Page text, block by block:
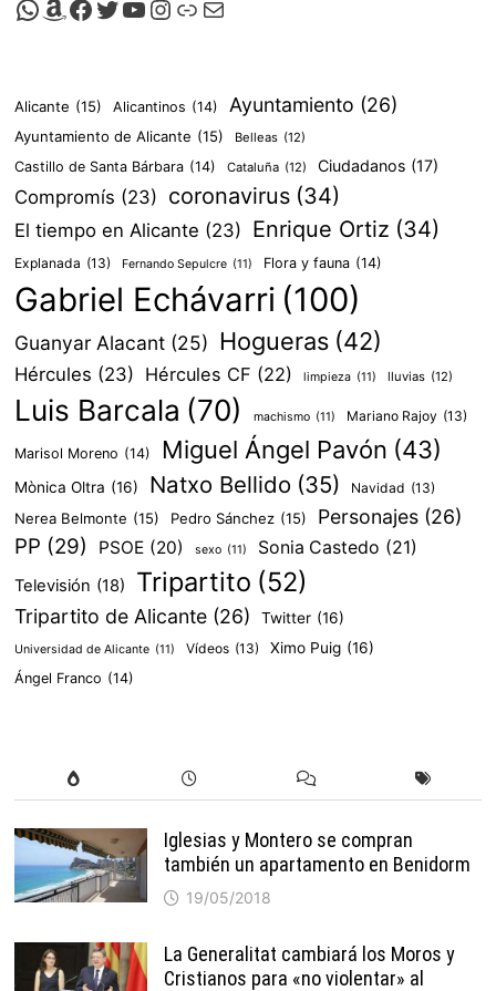
Canal de Whatsapp de Viscalacant
Comprar en Amazon
Facebook de Viscalacant
Twitter de Viscalacant
Canal de Youtube de Viscalacant
Instagram de Viscalacant
Viscalacant en Polkaverse
Correo electrónico
Alicante (15) Alicantinos (14) Ayuntamiento (26)
Ayuntamiento de Alicante (15) Belleas (12)
Castillo de Santa Bárbara (14) Cataluña (12) Ciudadanos (17)
Compromís (23) coronavirus (34)
El tiempo en Alicante (23) Enrique Ortiz (34)
Explanada (13) Fernando Sepulcre (11) Flora y fauna (14)
Gabriel Echávarri (100)
Guanyar Alacant (25) Hogueras (42)
Hércules (23) Hércules CF (22) limpieza (11) lluvias (12)
Luis Barcala (70) machismo (11) Mariano Rajoy (13)
Marisol Moreno (14) Miguel Ángel Pavón (43)
Mònica Oltra (16) Natxo Bellido (35) Navidad (13)
Nerea Belmonte (15) Pedro Sánchez (15) Personajes (26)
PP (29) PSOE (20) sexo (11) Sonia Castedo (21)
Televisión (18) Tripartito (52)
Tripartito de Alicante (26) Twitter (16)
Universidad de Alicante (11) Vídeos (13) Ximo Puig (16)
Ángel Franco (14)
Iglesias y Montero se compran
también un apartamento en Benidorm
19/05/2018
La Generalitat cambiará los Moros y
Cristianos para «no violentar» al